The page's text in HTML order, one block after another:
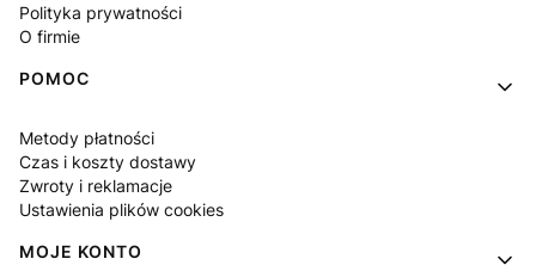
Polityka prywatności
O firmie
POMOC
Metody płatności
Czas i koszty dostawy
Zwroty i reklamacje
Ustawienia plików cookies
MOJE KONTO